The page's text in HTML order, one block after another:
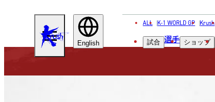
KRUSHEnglish
ALL K-1 WORLD GP Krush
試合 選手 ショップ